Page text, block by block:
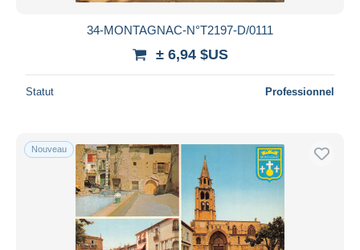
34-MONTAGNAC-N°T2197-D/0111
± 6,94 $US
Statut Professionnel
Nouveau